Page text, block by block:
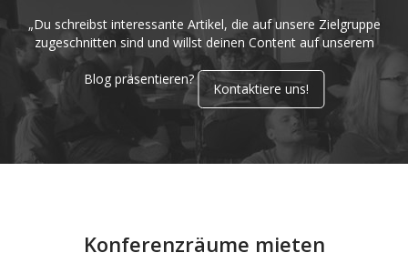
„Du schreibst interessante Artikel, die auf unsere Zielgruppe
zugeschnitten sind und willst deinen Content auf unserem
Blog präsentieren?
Kontaktiere uns!
Konferenzräume mieten